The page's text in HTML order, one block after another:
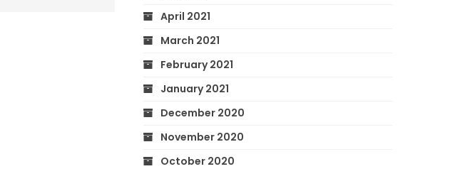
April 2021
March 2021
February 2021
January 2021
December 2020
November 2020
October 2020